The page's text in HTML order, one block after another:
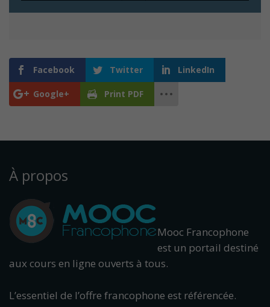
Facebook Twitter LinkedIn
Google+ Print PDF
À propos
Mooc Francophone
est un portail destiné
aux cours en ligne ouverts à tous.
L’essentiel de l’offre francophone est référencée.